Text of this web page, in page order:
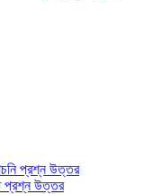
প্রশ্ন উত্তর
প্রশ্ন উত্তর